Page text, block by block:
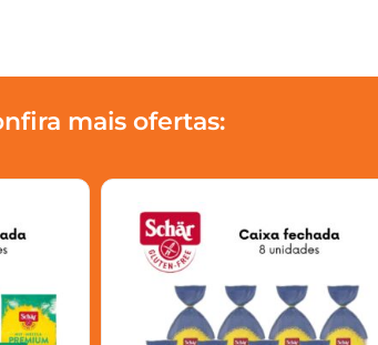
mais ofertas: